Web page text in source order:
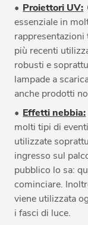
• Proiettori UV:
essenziale in
rappresentazioni
più recenti
robusti e
lampade a
anche prodotti
• Effetti nebbia:
molti tipi di
utilizzate
ingresso sul
pubblico lo sa:
cominciare.
viene utilizzata
i fasci di luce.